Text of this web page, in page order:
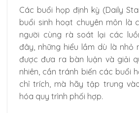
Các buổi họp định kỳ (Daily
buổi sinh hoạt chuyên môn là
người cùng rà soát lại các
đây, những hiểu lầm dù là nhỏ
được đưa ra bàn luận và giải
nhiên, cần tránh biến các buổi
chỉ trích, mà hãy tập trung
hóa quy trình phối hợp.